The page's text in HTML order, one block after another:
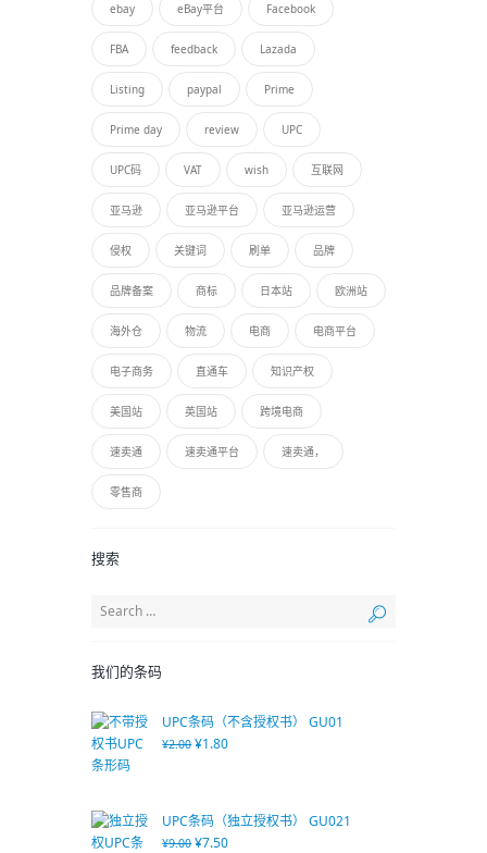
ebay eBay平台 Facebook
FBA feedback Lazada
Listing paypal Prime
Prime day review UPC
UPC码 VAT wish 互联网
亚马逊 亚马逊平台 亚马逊运营
侵权 关键词 刷单 品牌
品牌备案 商标 日本站 欧洲站
海外仓 物流 电商 电商平台
电子商务 直通车 知识产权
美国站 英国站 跨境电商
速卖通 速卖通平台 速卖通，
零售商
搜索
我们的条码
UPC条码（不含授权书） GU01
¥2.00 ¥1.80
UPC条码（独立授权书） GU021
¥9.00 ¥7.50